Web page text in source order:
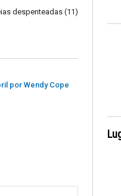
despenteadas (11)
por Wendy Cope